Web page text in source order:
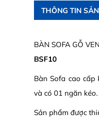
THÔNG TIN
BÀN SOFA GỖ
BSF10
Bàn Sofa cao cấp
và có 01 ngăn kéo.
Sản phẩm được